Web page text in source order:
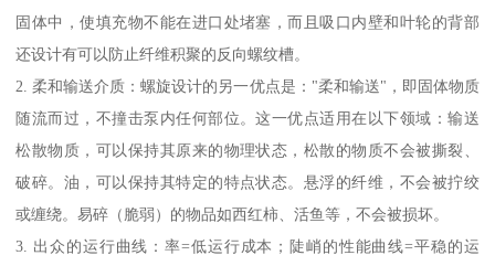
固体中，使填充物不能在进口处堵塞，而且吸口内壁和叶轮的背部
还设计有可以防止纤维积聚的反向螺纹槽。
2. 柔和输送介质：螺旋设计的另一优点是："柔和输送"，即固体物质
随流而过，不撞击泵内任何部位。这一优点适用在以下领域：输送
松散物质，可以保持其原来的物理状态，松散的物质不会被撕裂、
破碎。油，可以保持其特定的特点状态。悬浮的纤维，不会被拧绞
或缠绕。易碎（脆弱）的物品如西红柿、活鱼等，不会被损坏。
3. 出众的运行曲线：率=低运行成本；陡峭的性能曲线=平稳的运